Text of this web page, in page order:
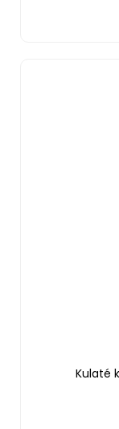
Kulaté